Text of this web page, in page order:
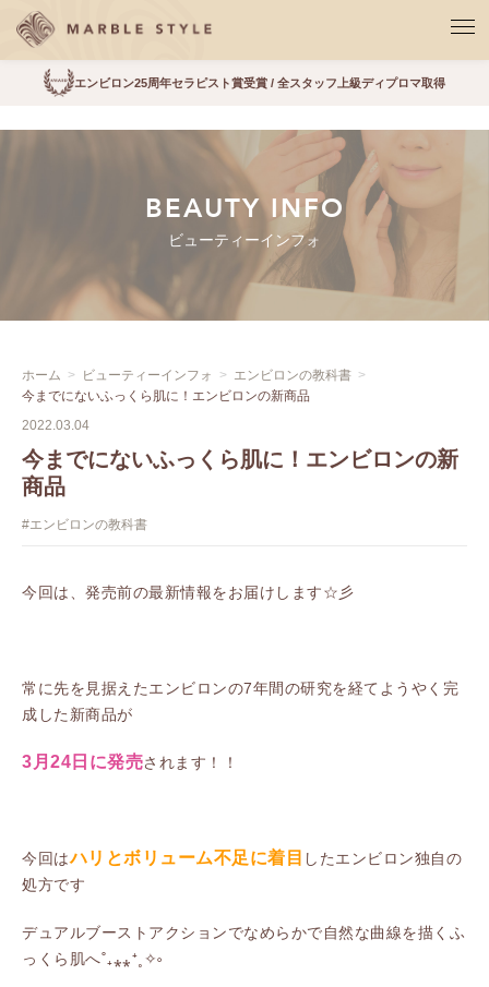
エンビロン25周年セラピスト賞受賞 / 全スタッフ上級ディプロマ取得
BEAUTY INFO
ビューティーインフォ
ホーム ビューティーインフォ
エンビロンの教科書
今までにないふっくら肌に！エンビロンの新商品
2022.03.04
今までにないふっくら肌に！エンビロンの新
商品
#エンビロンの教科書
今回は、発売前の最新情報をお届けします☆彡
常に先を見据えたエンビロンの7年間の研究を経てようやく完
成した新商品が
3月24日に発売されます！！
今回はハリとボリューム不足に着目 したエンビロン独自の
処方です
デュアルブーストアクションでなめらかで自然な曲線を描くふ
っくら肌へ˚₊⁎⁎⁺˳✧༚